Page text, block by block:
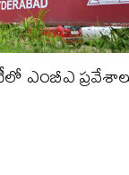
ఎంబీఎ